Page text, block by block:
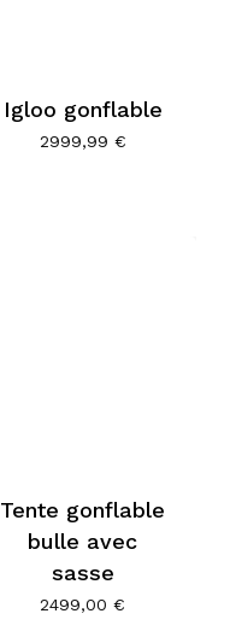
Igloo gonflable
2999,99 €
Tente gonflable
bulle avec
sasse
2499,00€